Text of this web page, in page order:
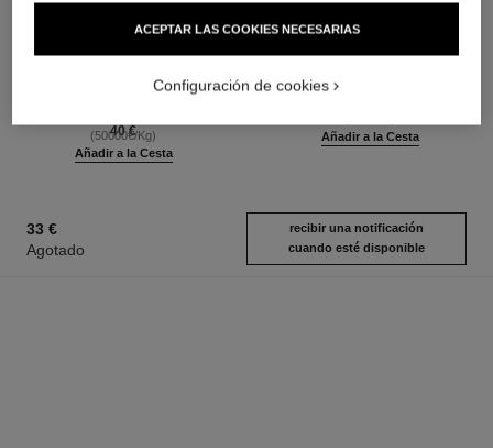
stylo ombre et contour
Lápiz 3 en 1: Sombra de Ojos,
Delineador Y Khôl
40 €
(50000€/Kg)
Añadir a la Cesta
coco mademoiselle
Eau de Parfum Vaporizador
Ref. 116520
a partir de
Añadir a la Cesta
33 €
Agotado
recibir una notificación
cuando esté disponible
ACEPTAR LAS COOKIES NECESARIAS
Configuración de cookies